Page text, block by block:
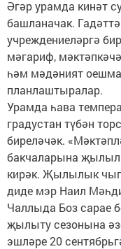
Әгәр урамда кинәт
башланачак.
учреждениеләргә
мәгариф,
һәм мәдәният
планлаштыралар.
Урамда һава
градустан түбән
биреләчәк.
бакчаларына
кирәк. Җылылык
диде мэр Наил
Чаллыда Боз сарае
җылыту сезонына
эшләре 20